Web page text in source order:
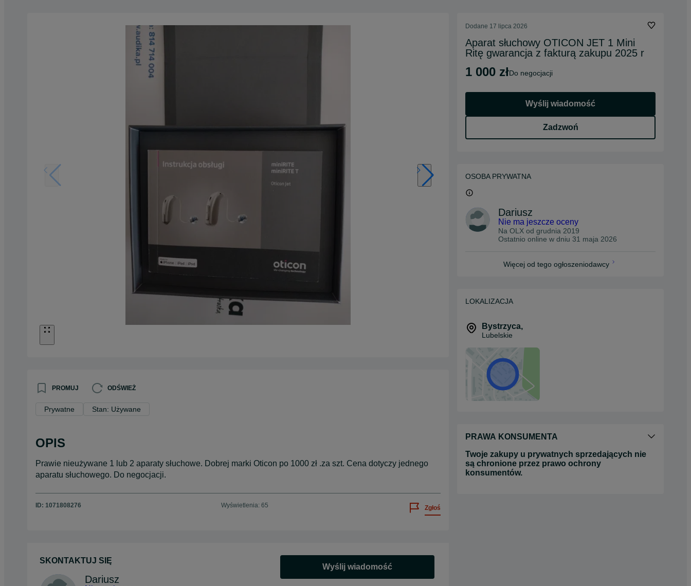
PROMUJ ODŚWIEŻ
Prywatne Stan: Używane
OPIS
Prawie nieużywane 1 lub 2 aparaty słuchowe. Dobrej marki Oticon po 1000 zł .za szt. Cena dotyczy jednego
aparatu słuchowego. Do negocjacji.
ID: 1071808276 Wyświetlenia: 65 Zgłoś
SKONTAKTUJ SIĘ
Dariusz
Wyślij wiadomość
Dodane 17 lipca 2026
Aparat słuchowy OTICON JET 1 Mini
Ritę gwarancja z fakturą zakupu 2025 r
1 000 zł do negocjacji
Wyślij wiadomość
Zadzwoń
OSOBA PRYWATNA
Dariusz
Nie ma jeszcze oceny
Na OLX od grudnia 2019
Ostatnio online w dniu 31 maja 2026
Więcej od tego ogłoszeniodawcy
LOKALIZACJA
Bystrzyca,
Lubelskie
PRAWA KONSUMENTA
Twoje zakupy u prywatnych sprzedających nie
są chronione przez prawo ochrony
konsumentów.